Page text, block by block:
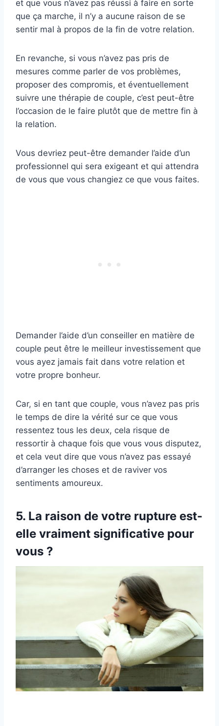
et que vous n’avez pas réussi à faire en sorte
que ça marche, il n’y a aucune raison de se
sentir mal à propos de la fin de votre relation.
En revanche, si vous n’avez pas pris de
mesures comme parler de vos problèmes,
proposer des compromis, et éventuellement
suivre une thérapie de couple, c’est peut-être
l’occasion de le faire plutôt que de mettre fin à
la relation.
Vous devriez peut-être demander l’aide d’un
professionnel qui sera exigeant et qui attendra
de vous que vous changiez ce que vous faites.
Demander l’aide d’un conseiller en matière de
couple peut être le meilleur investissement que
vous ayez jamais fait dans votre relation et
votre propre bonheur.
Car, si en tant que couple, vous n’avez pas pris
le temps de dire la vérité sur ce que vous
ressentez tous les deux, cela risque de
ressortir à chaque fois que vous vous disputez,
et cela veut dire que vous n’avez pas essayé
d’arranger les choses et de raviver vos
sentiments amoureux.
5. La raison de votre rupture est-
elle vraiment significative pour
vous ?